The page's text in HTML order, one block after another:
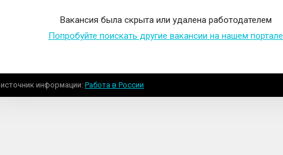
Вакансия была скрыта или удалена работодателем
Попробуйте поискать другие вакансии на нашем портале
источник информации Работа в России